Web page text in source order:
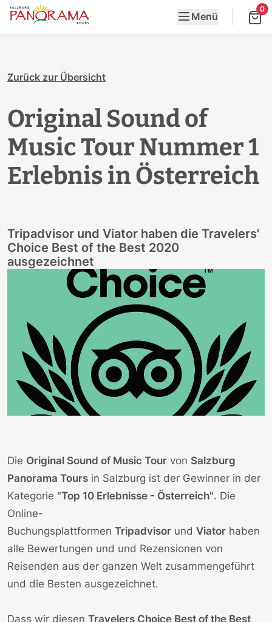
Menü
0
Zurück zur Übersicht
Original Sound of
Music Tour Nummer 1
Erlebnis in Österreich
Tripadvisor und Viator haben die Travelers'
Choice Best of the Best 2020
ausgezeichnet
Die Original Sound of Music Tour von Salzburg
Panorama Tours in Salzburg ist der Gewinner in der
Kategorie "Top 10 Erlebnisse - Österreich". Die
Online-
Buchungsplattformen Tripadvisor und Viator haben
alle Bewertungen und und Rezensionen von
Reisenden aus der ganzen Welt zusammengeführt
und die Besten ausgezeichnet.
Dass wir diesen Travelers Choice Best of the Best